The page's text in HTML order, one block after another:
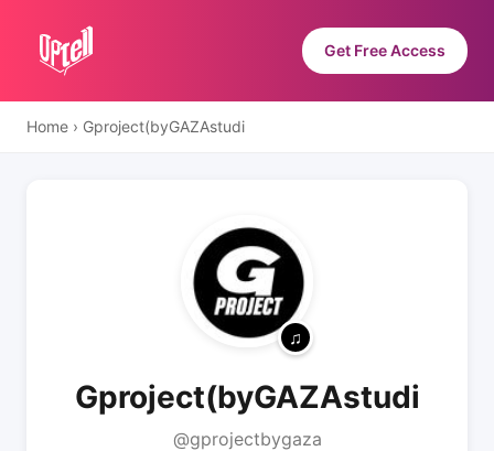
Get Free Access
Home › Gproject(byGAZAstudi
Gproject(byGAZAstudi
@gprojectbygaza